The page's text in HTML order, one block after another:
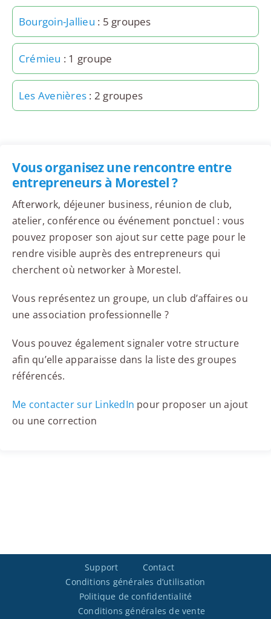
Bourgoin-Jallieu : 5 groupes
Crémieu : 1 groupe
Les Avenières : 2 groupes
Vous organisez une rencontre entre
entrepreneurs à Morestel ?
Afterwork, déjeuner business, réunion de club,
atelier, conférence ou événement ponctuel : vous
pouvez proposer son ajout sur cette page pour le
rendre visible auprès des entrepreneurs qui
cherchent où networker à Morestel.
Vous représentez un groupe, un club d’affaires ou
une association professionnelle ?
Vous pouvez également signaler votre structure
afin qu’elle apparaisse dans la liste des groupes
référencés.
Me contacter sur LinkedIn pour proposer un ajout
ou une correction
Support
Contact
Conditions générales d’utilisation
Politique de confidentialité
Conditions générales de vente